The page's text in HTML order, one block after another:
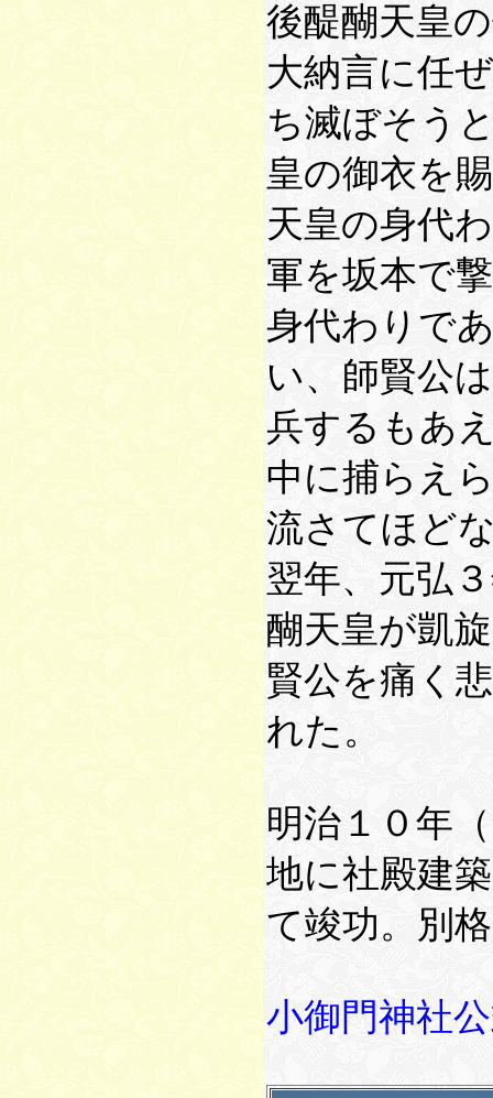
後醍醐天皇
大納言に任
ち滅ぼそう
皇の御衣を
天皇の身代
軍を坂本で
身代わりで
い、師賢公
兵するもあ
中に捕らえ
流さてほど
翌年、元弘
醐天皇が凱
賢公を痛く
れた。
明治１０年
地に社殿建
て竣功。別
小御門神社